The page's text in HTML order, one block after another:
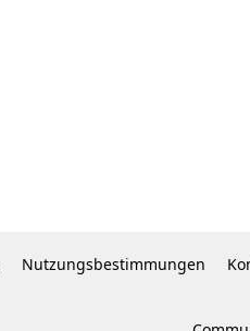
Nutzungsbestimmungen